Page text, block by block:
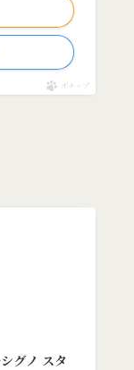
ポチップ
グノ スタ